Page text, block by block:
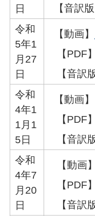
日
【音訳版
令和
5年1
月27
日
【動画】
【PDF】
【音訳
令和
4年1
1月1
5日
【動画】
【PDF】
【音訳
令和
4年7
月20
日
【動画】
【PDF】
【音訳